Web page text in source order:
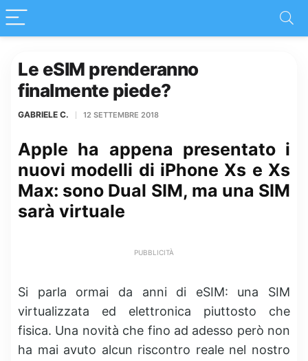
Le eSIM prenderanno
finalmente piede?
GABRIELE C. 12 SETTEMBRE 2018
Apple ha appena presentato i
nuovi modelli di iPhone Xs e Xs
Max: sono Dual SIM, ma una SIM
sarà virtuale
PUBBLICITÀ
Si parla ormai da anni di eSIM: una SIM
virtualizzata ed elettronica piuttosto che
fisica. Una novità che fino ad adesso però non
ha mai avuto alcun riscontro reale nel nostro